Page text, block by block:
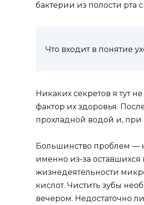
бактерии из полости рта
Что входит в понятие
Никаких секретов я тут
фактор их здоровья.
прохладной водой и, при
Большинство проблем —
именно из-за
жизнедеятельности
кислот. Чистить зубы
вечером. Недостаточно